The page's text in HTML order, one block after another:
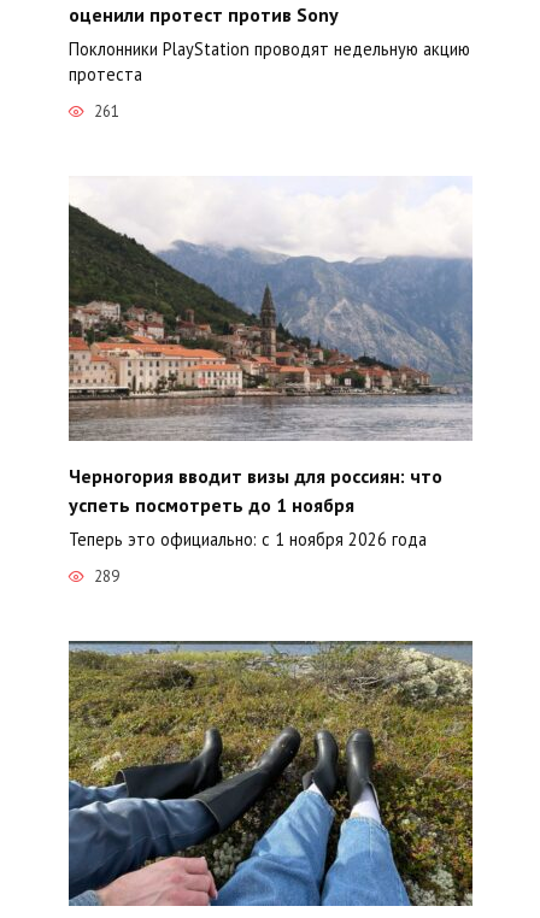
оценили протест против Sony
Поклонники PlayStation проводят недельную акцию
протеста
261
Черногория вводит визы для россиян: что
успеть посмотреть до 1 ноября
Теперь это официально: с 1 ноября 2026 года
289